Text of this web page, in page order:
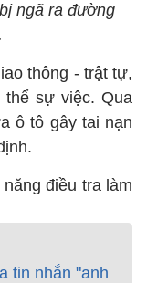
ngã ra đường
thông - trật tự,
thể sự việc. Qua
ô tô gây tai nạn
điều tra làm
tin nhắn "anh